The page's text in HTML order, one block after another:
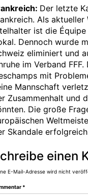
Der letzte
Als
ist die
Dennoch wurde
eliminiert und
im Verband
mit
Mannschaft
Zusammenhalt und
Die große
Skandale
einen
E-Mail-Adresse wird nicht
*